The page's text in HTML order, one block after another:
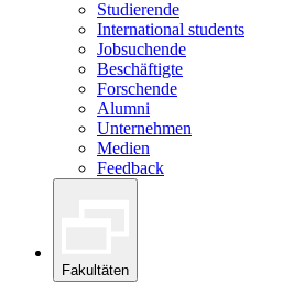
Studierende
International students
Jobsuchende
Beschäftigte
Forschende
Alumni
Unternehmen
Medien
Feedback
Fakultäten